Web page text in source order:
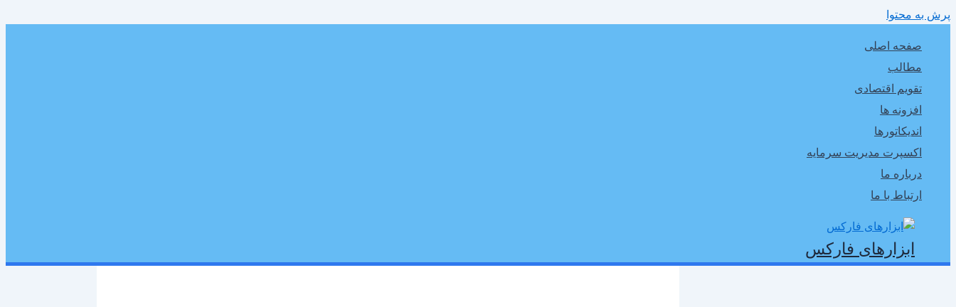
پرش به محتوا
صفحه اصلی
مطالب
تقویم اقتصادی
افزونه ها
اندیکاتورها
اکسپرت مدیریت سرمایه
درباره ما
ارتباط با ما
ابزارهای فارکس